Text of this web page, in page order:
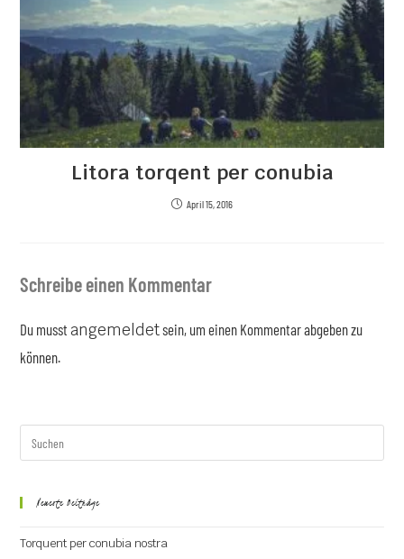
Litora torqent per conubia
April 15, 2016
Schreibe einen Kommentar
Du musstangemeldetsein, um einen Kommentar abgeben zu
können.
Neueste Beiträge
Torquent per conubia nostra